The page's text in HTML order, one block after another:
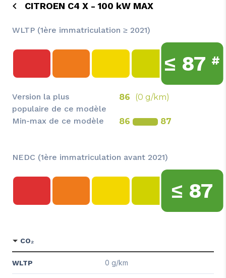
CITROEN C4 X - 100 kW MAX
WLTP (1ère immatriculation ≥ 2021)
≤ 87 #
Version la plus
populaire de ce modèle
86 (0 g/km)
Min-max de ce modèle 86 87
NEDC (1ère immatriculation avant 2021)
≤ 87
CO₂
WLTP 0 g/km